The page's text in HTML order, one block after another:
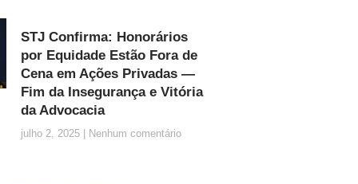
STJ Confirma: Honorários
por Equidade Estão Fora de
Cena em Ações Privadas —
Fim da Insegurança e Vitória
da Advocacia
julho 2, 2025 Nenhum comentário